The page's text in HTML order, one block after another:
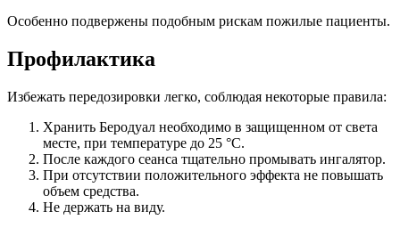
Особенно подвержены подобным рискам пожилые пациенты.
Профилактика
Избежать передозировки легко, соблюдая некоторые правила:
Хранить Беродуал необходимо в защищенном от света
месте, при температуре до 25 °C.
После каждого сеанса тщательно промывать ингалятор.
При отсутствии положительного эффекта не повышать
объем средства.
Не держать на виду.